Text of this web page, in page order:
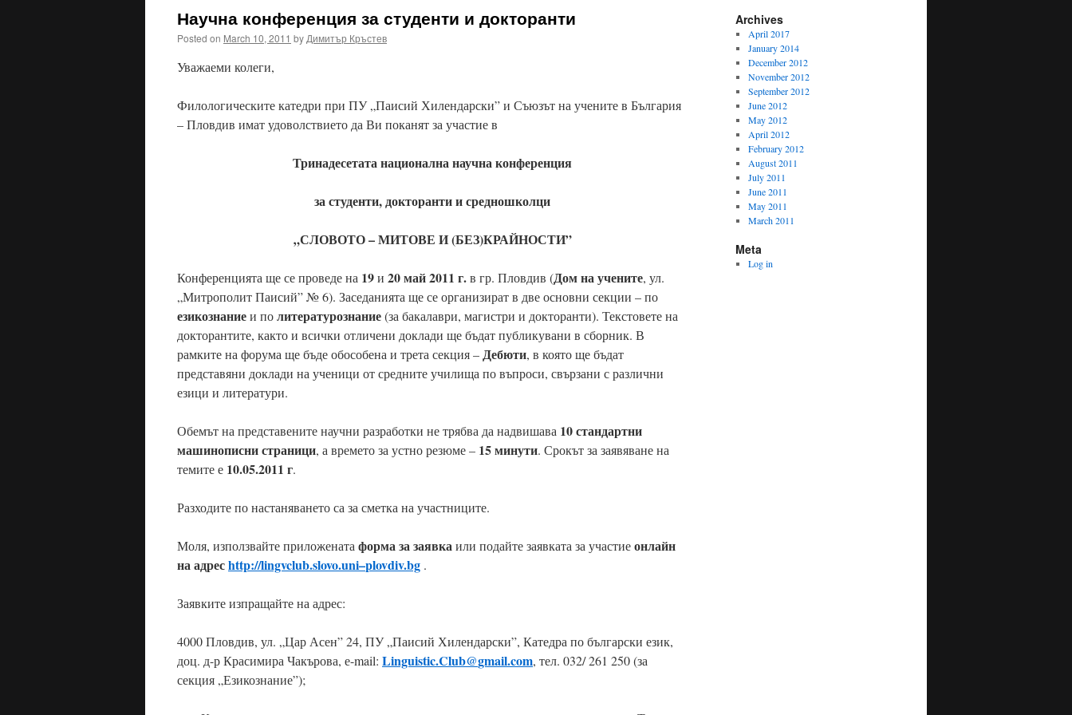
Научна конференция за студенти и докторанти
Posted on March 10, 2011 by Димитър Кръстев
Уважаеми колеги,
Филологическите катедри при ПУ „Паисий Хилендарски” и Съюзът на учените в България
– Пловдив имат удоволствието да Ви поканят за участие в
Тринадесетатанационална научна конференция
за студенти, докторанти и средношколци
„СЛОВОТО – МИТОВЕ И (БЕЗ)КРАЙНОСТИ”
Конференцията ще се проведе на 19и 20 май 2011 г.в гр. Пловдив (Дом на учените, ул.
„Митрополит Паисий” № 6). Заседанията ще се организират в две основни секции – по
езикознаниеи политературознание(за бакалаври, магистри и докторанти). Текстовете на
докторантите, както и всички отличени доклади ще бъдат публикувани в сборник. В
рамките на форума ще бъде обособена и трета секция –Дебюти, в която ще бъдат
представяни доклади на ученици от средните училища по въпроси, свързани с различни
езици и литератури.
Обемът на представените научни разработки не трябва да надвишава 10 стандартни
машинописни страници, а времето за устно резюме – 15 минути. Срокът за заявяване на
темите е 10.05.2011 г.
Разходите по настаняването са за сметка на участниците.
Моля, използвайте приложената форма за заявкаили подайте заявката за участиеонлайн
на адресhttp://lingvclub.slovo.uni–plovdiv.bg .
Заявките изпращайте на адрес:
4000 Пловдив, ул. „Цар Асен” 24, ПУ „Паисий Хилендарски”, Катедра по български език,
доц. д-р Красимира Чакърова, е-mail: Linguistic.Club@gmail.com, тел. 032/ 261 250 (за
секция „Езикознание”);
Archives
April 2017
January 2014
December 2012
November 2012
September 2012
June 2012
May 2012
April 2012
February 2012
August 2011
July 2011
June 2011
May 2011
March 2011
Meta
Log in